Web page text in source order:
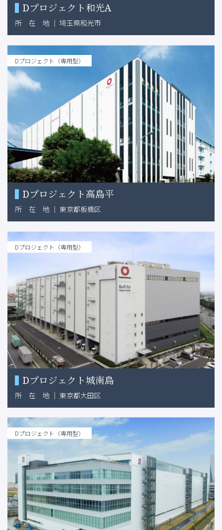
Dプロジェクト和光A
所 在 地 ｜ 埼玉県和光市
Dプロジェクト（専用型）
Dプロジェクト高島平
所 在 地 ｜ 東京都板橋区
Dプロジェクト（専用型）
Dプロジェクト城南島
所 在 地 ｜ 東京都大田区
Dプロジェクト（専用型）